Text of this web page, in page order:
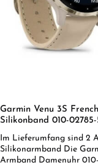
Garmin Venu 3S
Silikonband 010-02785-
Im Lieferumfang sind 2
Silikonarmband Die
Armband Damenuhr